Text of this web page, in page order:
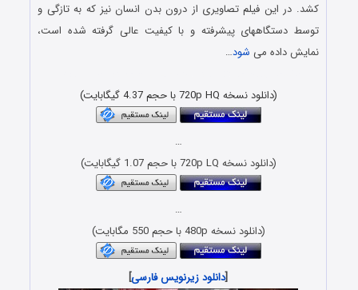
کشد. در این فیلم تصاویری از درون بدن انسان نیز که به تازگی و
توسط دستگاههای پیشرفته و با کیفیت عالی گرفته شده است،
نمایش داده می شود…
(دانلود نسخه 720p HQ با حجم 4.37 گیگابایت)
…
(دانلود نسخه 720p LQ با حجم 1.07 گیگابایت)
…
(دانلود نسخه 480p با حجم 550 مگابایت)
[دانلود زیرنویس فارسی]